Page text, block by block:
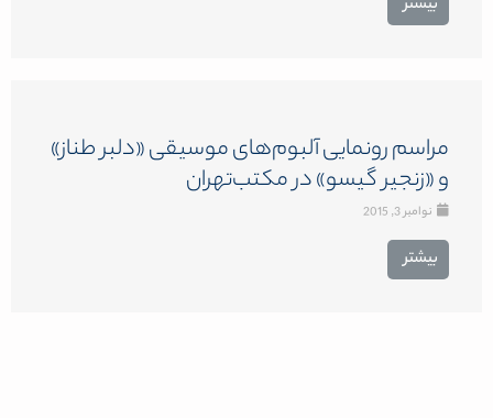
بیشتر
مراسم رونمایی آلبوم‌های موسیقی «دلبر طناز»
و «زنجیر گیسو» در مکتب‌تهران
نوامبر 3, 2015
بیشتر